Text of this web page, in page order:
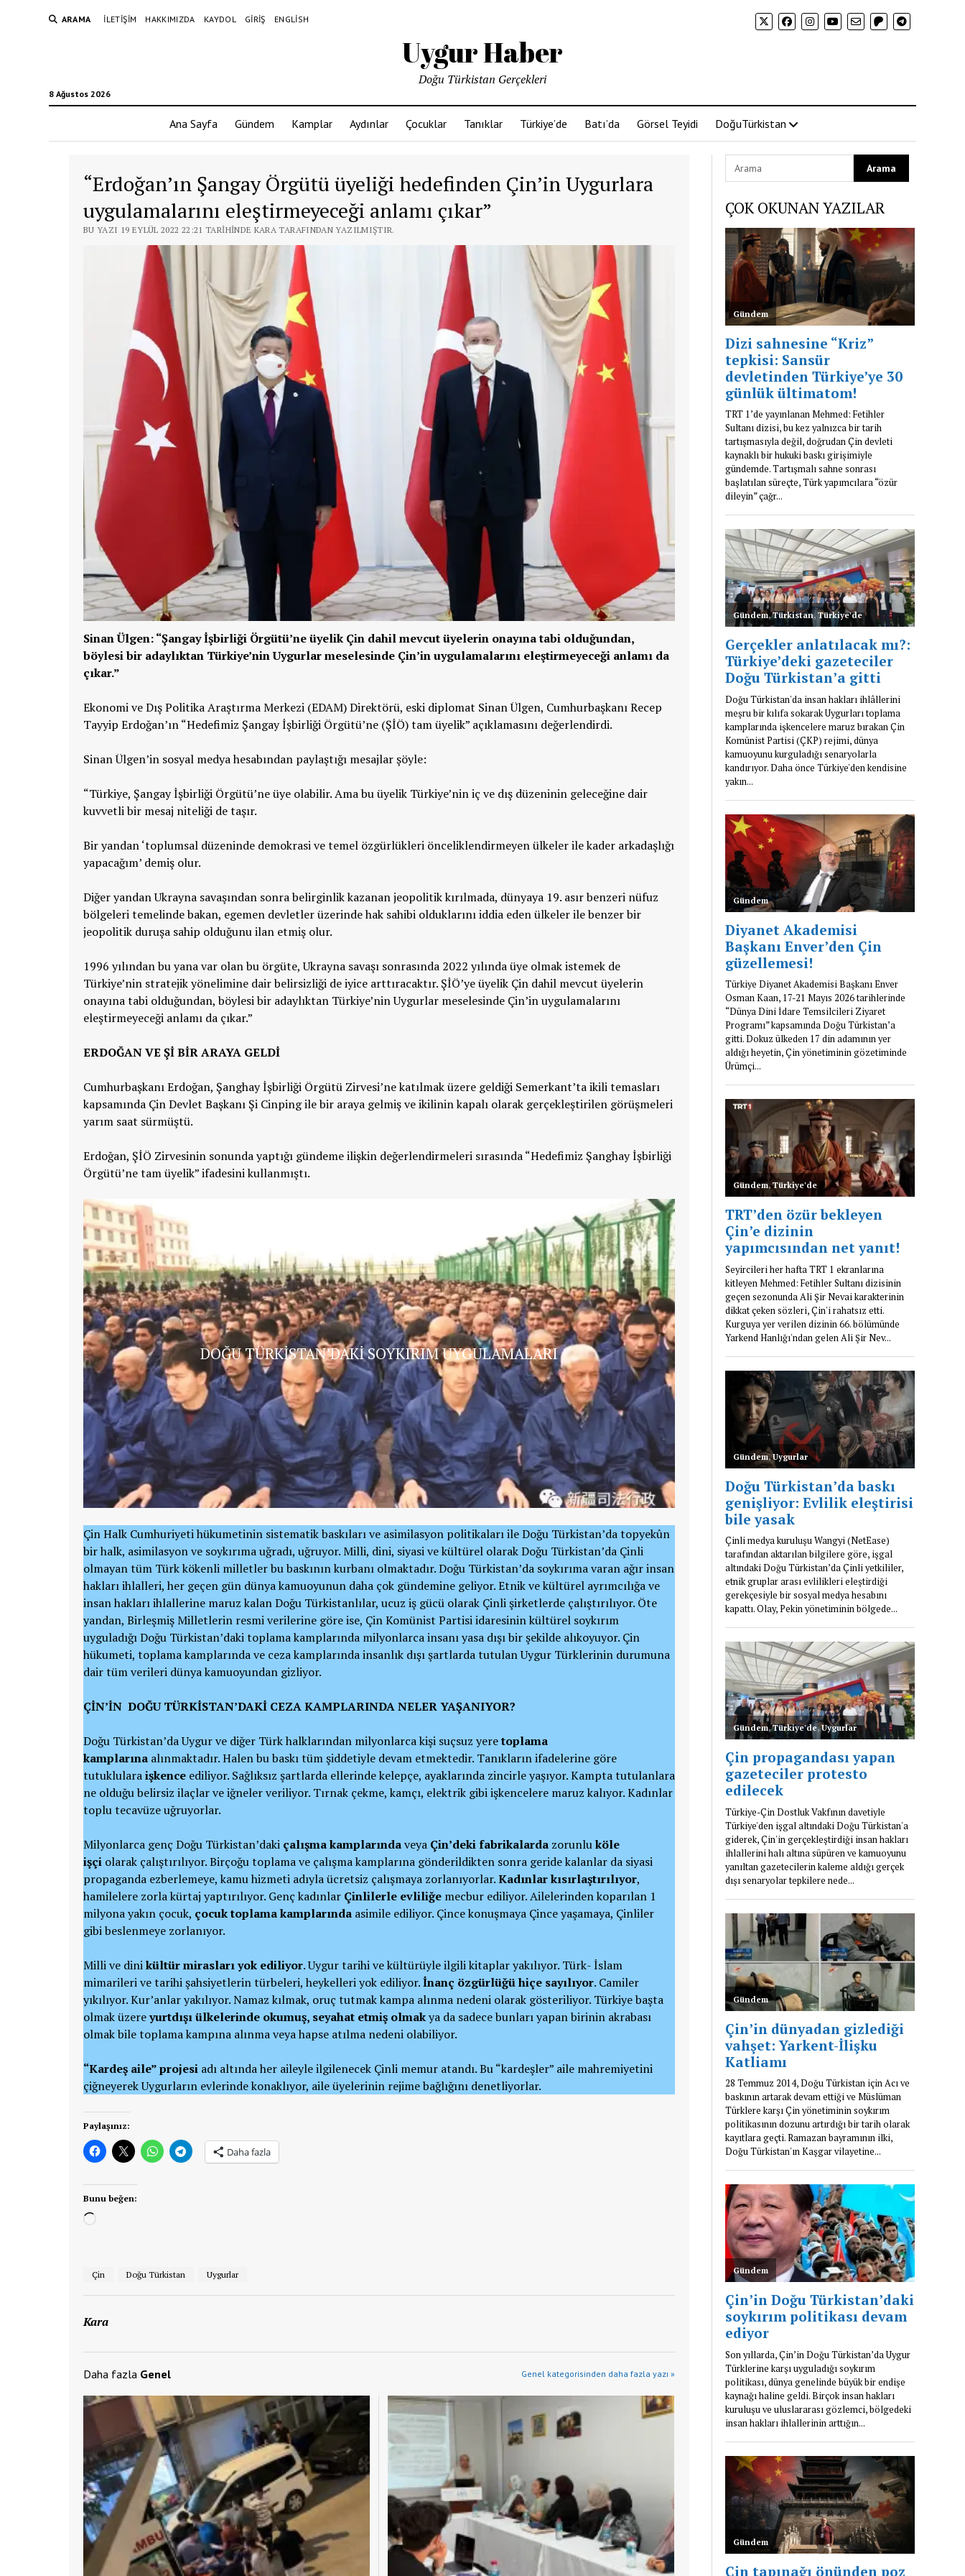
ARAMA İLETIŞIM HAKKIMIZDA KAYDOL GIRIŞ ENGLISH
Uygur Haber
8 Ağustos 2026
Doğu Türkistan Gerçekleri
Ana Sayfa Gündem Kamplar Aydınlar Çocuklar Tanıklar Türkiye’de Batı’da Görsel Teyidi DoğuTürkistan
“Erdoğan’ın Şangay Örgütü üyeliği hedefinden Çin’in Uygurlara
uygulamalarını eleştirmeyeceği anlamı çıkar”
BU YAZI 19 EYLÜL 2022 22:21 TARIHINDE KARA TARAFINDAN YAZILMIŞTIR.
Sinan Ülgen: “Şangay İşbirliği Örgütü’ne üyelik Çin dahil mevcut üyelerin onayına tabi olduğundan,
böylesi bir adaylıktan Türkiye’nin Uygurlar meselesinde Çin’in uygulamalarını eleştirmeyeceği anlamı da
çıkar.”
Ekonomi ve Dış Politika Araştırma Merkezi (EDAM) Direktörü, eski diplomat Sinan Ülgen, Cumhurbaşkanı Recep
Tayyip Erdoğan’ın “Hedefimiz Şangay İşbirliği Örgütü’ne (ŞİÖ) tam üyelik” açıklamasını değerlendirdi.
Sinan Ülgen’in sosyal medya hesabından paylaştığı mesajlar şöyle:
“Türkiye, Şangay İşbirliği Örgütü’ne üye olabilir. Ama bu üyelik Türkiye’nin iç ve dış düzeninin geleceğine dair
kuvvetli bir mesaj niteliği de taşır.
Bir yandan ‘toplumsal düzeninde demokrasi ve temel özgürlükleri önceliklendirmeyen ülkeler ile kader arkadaşlığı
yapacağım’ demiş olur.
Diğer yandan Ukrayna savaşından sonra belirginlik kazanan jeopolitik kırılmada, dünyaya 19. asır benzeri nüfuz
bölgeleri temelinde bakan, egemen devletler üzerinde hak sahibi olduklarını iddia eden ülkeler ile benzer bir
jeopolitik duruşa sahip olduğunu ilan etmiş olur.
1996 yılından bu yana var olan bu örgüte, Ukrayna savaşı sonrasında 2022 yılında üye olmak istemek de
Türkiye’nin stratejik yönelimine dair belirsizliği de iyice arttıracaktır. ŞİÖ’ye üyelik Çin dahil mevcut üyelerin
onayına tabi olduğundan, böylesi bir adaylıktan Türkiye’nin Uygurlar meselesinde Çin’in uygulamalarını
eleştirmeyeceği anlamı da çıkar.”
ERDOĞAN VE Şİ BİR ARAYA GELDİ
Cumhurbaşkanı Erdoğan, Şanghay İşbirliği Örgütü Zirvesi’ne katılmak üzere geldiği Semerkant’ta ikili temasları
kapsamında Çin Devlet Başkanı Şi Cinping ile bir araya gelmiş ve ikilinin kapalı olarak gerçekleştirilen görüşmeleri
yarım saat sürmüştü.
Erdoğan, ŞİÖ Zirvesinin sonunda yaptığı gündeme ilişkin değerlendirmeleri sırasında “Hedefimiz Şanghay İşbirliği
Örgütü’ne tam üyelik” ifadesini kullanmıştı.
DOĞU TÜRKİSTAN’DAKİ SOYKIRIM UYGULAMALARI
Çin Halk Cumhuriyeti hükumetinin sistematik baskıları ve asimilasyon politikaları ile Doğu Türkistan’da topyekûn
bir halk, asimilasyon ve soykırıma uğradı, uğruyor. Milli, dini, siyasi ve kültürel olarak Doğu Türkistan’da Çinli
olmayan tüm Türk kökenli milletler bu baskının kurbanı olmaktadır. Doğu Türkistan’da soykırıma varan ağır insan
hakları ihlalleri, her geçen gün dünya kamuoyunun daha çok gündemine geliyor. Etnik ve kültürel ayrımcılığa ve
insan hakları ihlallerine maruz kalan Doğu Türkistanlılar, ucuz iş gücü olarak Çinli şirketlerde çalıştırılıyor. Öte
yandan, Birleşmiş Milletlerin resmi verilerine göre ise, Çin Komünist Partisi idaresinin kültürel soykırım
uyguladığı Doğu Türkistan’daki toplama kamplarında milyonlarca insanı yasa dışı bir şekilde alıkoyuyor. Çin
hükumeti, toplama kamplarında ve ceza kamplarında insanlık dışı şartlarda tutulan Uygur Türklerinin durumuna
dair tüm verileri dünya kamuoyundan gizliyor.
ÇİN’İN DOĞU TÜRKİSTAN’DAKİ CEZA KAMPLARINDA NELER YAŞANIYOR?
Doğu Türkistan’da Uygur ve diğer Türk halklarından milyonlarca kişi suçsuz yeretoplama
kamplarına alınmaktadır. Halen bu baskı tüm şiddetiyle devam etmektedir. Tanıkların ifadelerine göre
tutuklularaişkence ediliyor. Sağlıksız şartlarda ellerinde kelepçe, ayaklarında zincirle yaşıyor. Kampta tutulanlara
ne olduğu belirsiz ilaçlar ve iğneler veriliyor. Tırnak çekme, kamçı, elektrik gibi işkencelere maruz kalıyor. Kadınlar
toplu tecavüze uğruyorlar.
Milyonlarca genç Doğu Türkistan’daki çalışma kamplarındaveya Çin’deki fabrikalarda zorunluköle
işçi olarak çalıştırılıyor. Birçoğu toplama ve çalışma kamplarına gönderildikten sonra geride kalanlar da siyasi
propaganda ezberlemeye, kamu hizmeti adıyla ücretsiz çalışmaya zorlanıyorlar.Kadınlar kısırlaştırılıyor,
hamilelere zorla kürtaj yaptırılıyor. Genç kadınlar Çinlilerle evliliğe mecbur ediliyor. Ailelerinden koparılan 1
milyona yakın çocuk, çocuk toplama kamplarında asimile ediliyor. Çince konuşmaya Çince yaşamaya, Çinliler
gibi beslenmeye zorlanıyor.
Milli ve dinikültür mirasları yok ediliyor. Uygur tarihi ve kültürüyle ilgili kitaplar yakılıyor. Türk- İslam
mimarileri ve tarihi şahsiyetlerin türbeleri, heykelleri yok ediliyor.İnanç özgürlüğü hiçe sayılıyor. Camiler
yıkılıyor. Kur’anlar yakılıyor. Namaz kılmak, oruç tutmak kampa alınma nedeni olarak gösteriliyor. Türkiye başta
olmak üzereyurtdışı ülkelerinde okumuş, seyahat etmiş olmakya da sadece bunları yapan birinin akrabası
olmak bile toplama kampına alınma veya hapse atılma nedeni olabiliyor.
“Kardeş aile” projesi adı altında her aileyle ilgilenecek Çinli memur atandı. Bu “kardeşler” aile mahremiyetini
çiğneyerek Uygurların evlerinde konaklıyor, aile üyelerinin rejime bağlığını denetliyorlar.
Paylaşınız:
Daha fazla
Bunu beğen:
Yükleniyor...
Çin Doğu Türkistan Uygurlar
Kara
Daha fazla Genel Genel kategorisinden daha fazla yazı »
ÇOK OKUNAN YAZILAR